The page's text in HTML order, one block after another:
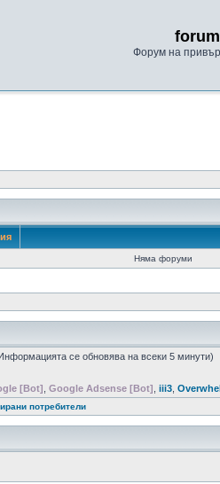
Форум на
Няма форуми
се обновява на всеки 5 минути)
[Bot] Google Adsense [Bot] iii3
потребители